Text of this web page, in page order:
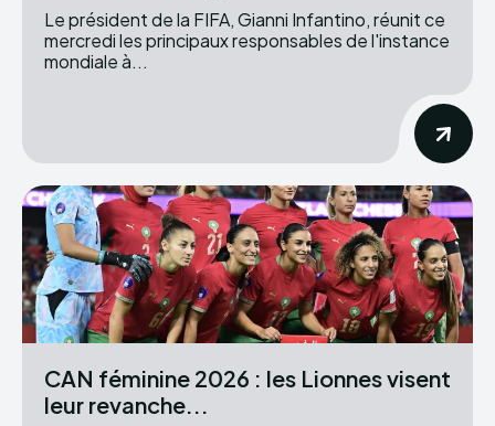
Le président de la FIFA, Gianni Infantino, réunit ce
mercredi les principaux responsables de l'instance
mondiale à...
CAN féminine 2026 : les Lionnes visent
leur revanche...